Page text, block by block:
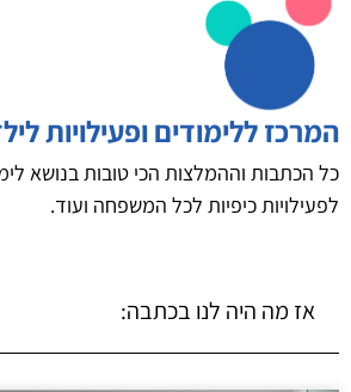
המרכז ללימודים ופעילויות
כל הכתבות וההמלצות הכי טובות בנושא
לפעילויות כיפיות לכל המשפחה ועוד.
אז מה היה לנו בכתבה: